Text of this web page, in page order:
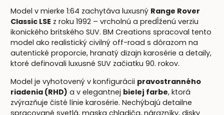
Model v mierke 1:64 zachytáva luxusný Range Rover
Classic LSE z roku 1992 – vrcholnú a predĺženú verziu
ikonického britského SUV. BM Creations spracoval tento
model ako realistický civilný off-road s dôrazom na
autentické proporcie, hranatý dizajn karosérie a detaily,
ktoré definovali luxusné SUV začiatku 90. rokov.
Model je vyhotovený v konfigurácii pravostranného
riadenia (RHD) a v elegantnej bielej farbe, ktorá
zvýrazňuje čisté línie karosérie. Nechýbajú detailne
spracované svetlá, maska chladiča, nárazníky, disky